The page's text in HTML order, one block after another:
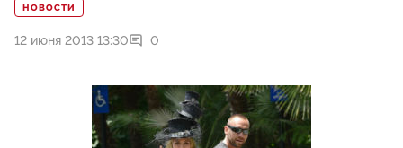
НОВОСТИ
12 июня 2013 13:30 0